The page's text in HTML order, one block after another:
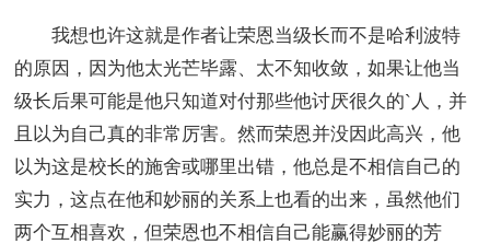
我想也许这就是作者让荣恩当级长而不是哈利波特
的原因，因为他太光芒毕露、太不知收敛，如果让他当
级长后果可能是他只知道对付那些他讨厌很久的`人，并
且以为自己真的非常厉害。然而荣恩并没因此高兴，他
以为这是校长的施舍或哪里出错，他总是不相信自己的
实力，这点在他和妙丽的关系上也看的出来，虽然他们
两个互相喜欢，但荣恩也不相信自己能赢得妙丽的芳